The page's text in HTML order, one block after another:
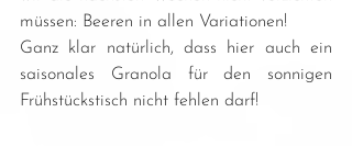
müssen: Beeren in allen Variationen!
Ganz klar natürlich, dass hier auch ein
saisonales Granola für den sonnigen
Frühstückstisch nicht fehlen darf!